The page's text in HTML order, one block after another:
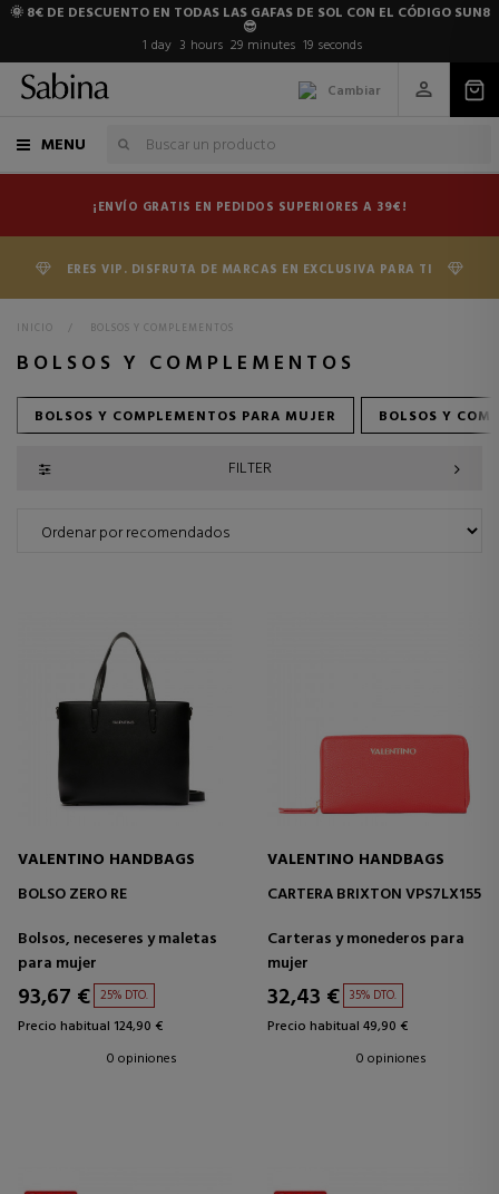
🌞 8€ DE DESCUENTO EN TODAS LAS GAFAS DE SOL CON EL CÓDIGO SUN8
😎
1 day 3 hours 29 minutes 18 seconds
Cambiar
MENU
¡ENVÍO GRATIS EN PEDIDOS SUPERIORES A 39€!
ERES VIP. DISFRUTA DE MARCAS EN EXCLUSIVA PARA TI
INICIO > BOLSOS Y COMPLEMENTOS
BOLSOS Y COMPLEMENTOS
BOLSOS Y COMPLEMENTOS PARA MUJER BOLSOS Y
FILTER
VALENTINO HANDBAGS
BOLSO ZERO RE
Bolsos, neceseres y maletas
para mujer
93,67 € 25% DTO.
Precio habitual 124,90 €
0 opiniones
VALENTINO HANDBAGS
CARTERA BRIXTON VPS7LX155
Carteras y monederos para
mujer
32,43 € 35% DTO.
Precio habitual 49,90 €
0 opiniones